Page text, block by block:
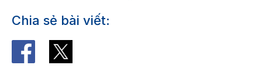
Chia sẻ bài viết: